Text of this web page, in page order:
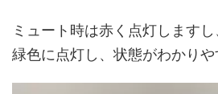
ミュート時は赤く点灯します
緑色に点灯し、状態がわかりや